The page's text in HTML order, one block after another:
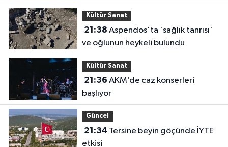
mağlup etti
Kültür Sanat
21:38
ve oğlunun heykeli bulundu
Kültür Sanat
21:36
başlıyor
Güncel
21:34
etkisi